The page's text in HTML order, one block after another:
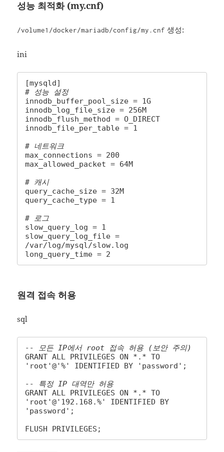
성능 최적화 (my.cnf)
/volume1/docker/mariadb/config/my.cnf 생성:
ini
# 성능 설정
innodb_buffer_pool_size = 1G
innodb_log_file_size = 256M
innodb_flush_method = O_DIRECT
innodb_file_per_table = 1
# 네트워크
max_connections = 200
max_allowed_packet = 64M
# 캐시
query_cache_size = 32M
query_cache_type = 1
# 로그
slow_query_log = 1
slow_query_log_file =
/var/log/mysql/slow.log
long_query_time = 2
원격 접속 허용
sql
-- 모든 IP에서 root 접속 허용 (보안 주의)
GRANT ALL PRIVILEGES ON *.* TO
'root'@'%' IDENTIFIED BY 'password';
-- 특정 IP 대역만 허용
GRANT ALL PRIVILEGES ON *.* TO
'root'@'192.168.%' IDENTIFIED BY
'password';
FLUSH PRIVILEGES;